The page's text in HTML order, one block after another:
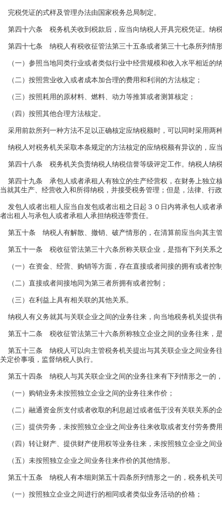
完税凭证的式样及管理办法由国家税务总局制定。
第四十六条 税务机关收到税款后，应当向纳税人开具完税凭证。纳
第四十七条 纳税人有税收征管法第三十五条或者第三十七条所列情
（一）参照当地同类行业或者类似行业中经营规模和收入水平相近的
（二）按照营业收入或者成本加合理的费用和利润的方法核定；
（三）按照耗用的原材料、燃料、动力等推算或者测算核定；
（四）按照其他合理方法核定。
采用前款所列一种方法不足以正确核定应纳税额时，可以同时采用两
纳税人对税务机关采取本条规定的方法核定的应纳税额有异议的，应
第四十八条 税务机关负责纳税人纳税信誉等级评定工作。纳税人纳
第四十九条 承包人或者承租人有独立的生产经营权，在财务上独立
当就其生产、经营收入和所得纳税，并接受税务管理；但是，法律、行
发包人或者出租人应当自发包或者出租之日起３０日内将承包人或者
者出租人与承包人或者承租人承担纳税连带责任。
第五十条 纳税人有解散、撤销、破产情形的，在清算前应当向其主
第五十一条 税收征管法第三十六条所称关联企业，是指有下列关系
（一）在资金、经营、购销等方面，存在直接或者间接的拥有或者控
（二）直接或者间接地同为第三者所拥有或者控制；
（三）在利益上具有相关联的其他关系。
纳税人有义务就其与关联企业之间的业务往来，向当地税务机关提供
第五十二条 税收征管法第三十六条所称独立企业之间的业务往来，
第五十三条 纳税人可以向主管税务机关提出与其关联企业之间业务
关定价事项，监督纳税人执行。
第五十四条 纳税人与其关联企业之间的业务往来有下列情形之一的
（一）购销业务未按照独立企业之间的业务往来作价；
（二）融通资金所支付或者收取的利息超过或者低于没有关联关系的
（三）提供劳务，未按照独立企业之间业务往来收取或者支付劳务费
（四）转让财产、提供财产使用权等业务往来，未按照独立企业之间
（五）未按照独立企业之间业务往来作价的其他情形。
第五十五条 纳税人有本细则第五十四条所列情形之一的，税务机关
（一）按照独立企业之间进行的相同或者类似业务活动的价格；